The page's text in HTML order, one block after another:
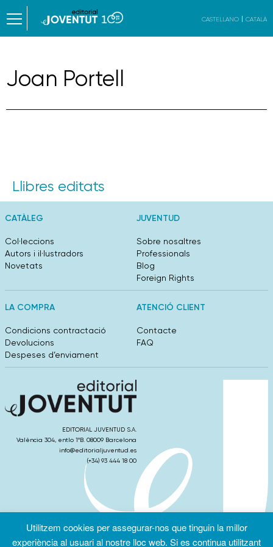
CASTELLANO CATALÀ
Joan Portell
Llibres editats
CATÀLEG
Col·leccions
Autors i il·lustradors
Novetats
JUVENTUD
Sobre nosaltres
Professionals
Blog
Foreign Rights
LA COMPRA
Condicions contractació
Devolucions
Despeses d’enviament
ATENCIÓ CLIENT
Contacte
FAQ
EDITORIAL JUVENTUD S.A.
València 304, entlo 1ºB. 08009 Barcelona
info@editorialjuventud.es
(+34) 93 444 18 00
Condicions
Política de
Política de
cookies
Utilitzem cookies per assegurar-nos que tinguin la millor
experiència al usuari al nostre lloc web. Si es continua utilitzant